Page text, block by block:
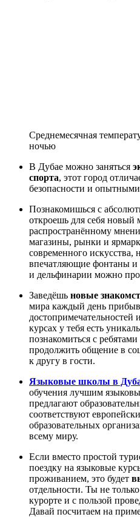
Cреднемесячная
ночью
В Дубае можно заняться
спорта, этот город
безопасности и
Познакомишься с
откроешь для себя новый
распространённому
магазины, рынки и
современного искусства,
впечатляющие фонтаны и
и дельфинарии можно
Заведёшь новые
мира каждый день
курсах у тебя есть
познакомиться с
продолжить общение в
к другу в гости.
Языковые школы в
обучения лучшим
предлагают
соответствуют
образовательных
всему миру.
Если вместо простой
поездку на языковые
проживанием, это будет
отдельности. Ты не
курорте и с пользой
Давай посчитаем на